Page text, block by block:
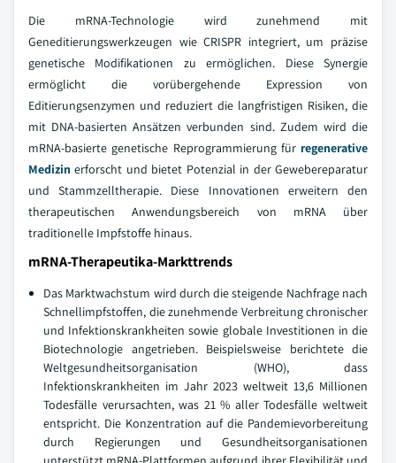
Die mRNA-Technologie wird zunehmend mit
Geneditierungswerkzeugen wie CRISPR integriert, um präzise
genetische Modifikationen zu ermöglichen. Diese Synergie
ermöglicht die vorübergehende Expression von
Editierungsenzymen und reduziert die langfristigen Risiken, die
mit DNA-basierten Ansätzen verbunden sind. Zudem wird die
mRNA-basierte genetische Reprogrammierung für regenerative
Medizin erforscht und bietet Potenzial in der Gewebereparatur
und Stammzelltherapie. Diese Innovationen erweitern den
therapeutischen Anwendungsbereich von mRNA über
traditionelle Impfstoffe hinaus.
mRNA-Therapeutika-Markttrends
Das Marktwachstum wird durch die steigende Nachfrage nach
Schnellimpfstoffen, die zunehmende Verbreitung chronischer
und Infektionskrankheiten sowie globale Investitionen in die
Biotechnologie angetrieben. Beispielsweise berichtete die
Weltgesundheitsorganisation (WHO), dass
Infektionskrankheiten im Jahr 2023 weltweit 13,6 Millionen
Todesfälle verursachten, was 21 % aller Todesfälle weltweit
entspricht. Die Konzentration auf die Pandemievorbereitung
durch Regierungen und Gesundheitsorganisationen